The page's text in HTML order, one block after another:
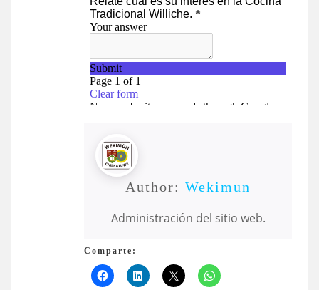
Author: Wekimun
Administración del sitio web.
Comparte: